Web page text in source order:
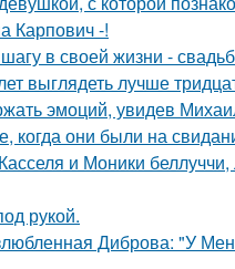
Карпович -!
в своей жизни -
выглядеть лучше
эмоций, увидев
когда они были на
и Моники
рукой.
Диброва: "У